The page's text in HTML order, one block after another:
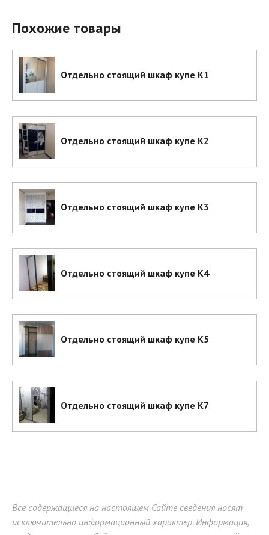
Похожие товары
Отдельно стоящий шкаф купе К1
Отдельно стоящий шкаф купе К2
Отдельно стоящий шкаф купе К3
Отдельно стоящий шкаф купе К4
Отдельно стоящий шкаф купе К5
Отдельно стоящий шкаф купе К7
Все содержащиеся на настоящем Сайте сведения носят
исключительно информационный характер. Информация,